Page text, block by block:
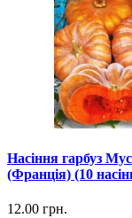
Насіння гарбуз
(Франція) (10
12.00 грн.